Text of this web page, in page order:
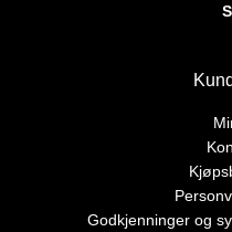
Godkjenninger og